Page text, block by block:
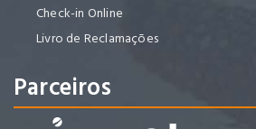
Check-in Online
Livro de Reclamações
Parceiros